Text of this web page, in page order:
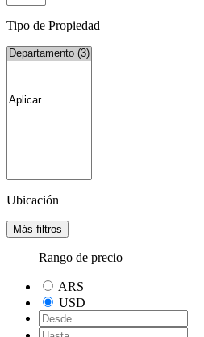
Tipo de Propiedad
Ubicación
Más filtros
Rango de precio
ARS
USD